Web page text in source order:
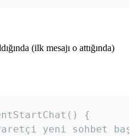
(ilk mesajı o attığında)
{
yeni sohbet